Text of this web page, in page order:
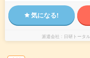
気になる!
派遣会社 日研トータ